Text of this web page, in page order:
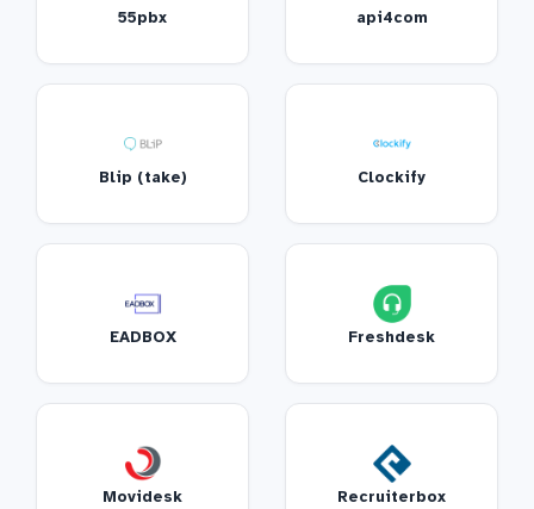
55pbx api4com
Blip (take) Clockify
EADBOX Freshdesk
Movidesk Recruiterbox